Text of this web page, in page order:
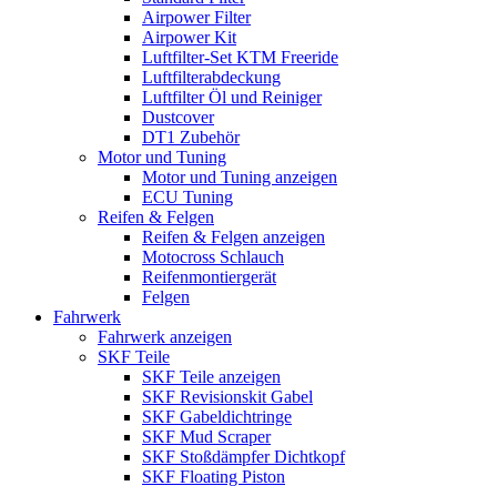
Airpower Filter
Airpower Kit
Luftfilter-Set KTM Freeride
Luftfilterabdeckung
Luftfilter Öl und Reiniger
Dustcover
DT1 Zubehör
Motor und Tuning
Motor und Tuning anzeigen
ECU Tuning
Reifen & Felgen
Reifen & Felgen anzeigen
Motocross Schlauch
Reifenmontiergerät
Felgen
Fahrwerk
Fahrwerk anzeigen
SKF Teile
SKF Teile anzeigen
SKF Revisionskit Gabel
SKF Gabeldichtringe
SKF Mud Scraper
SKF Stoßdämpfer Dichtkopf
SKF Floating Piston